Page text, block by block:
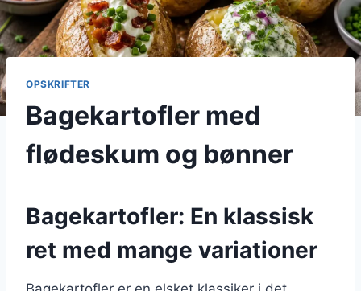
OPSKRIFTER
Bagekartofler med
flødeskum og bønner
Bagekartofler: En klassisk
ret med mange variationer